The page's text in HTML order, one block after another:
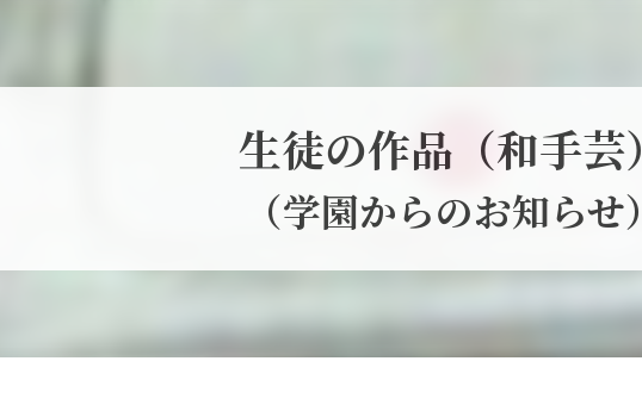
生徒の作品（和手芸）
（学園からのお知らせ）